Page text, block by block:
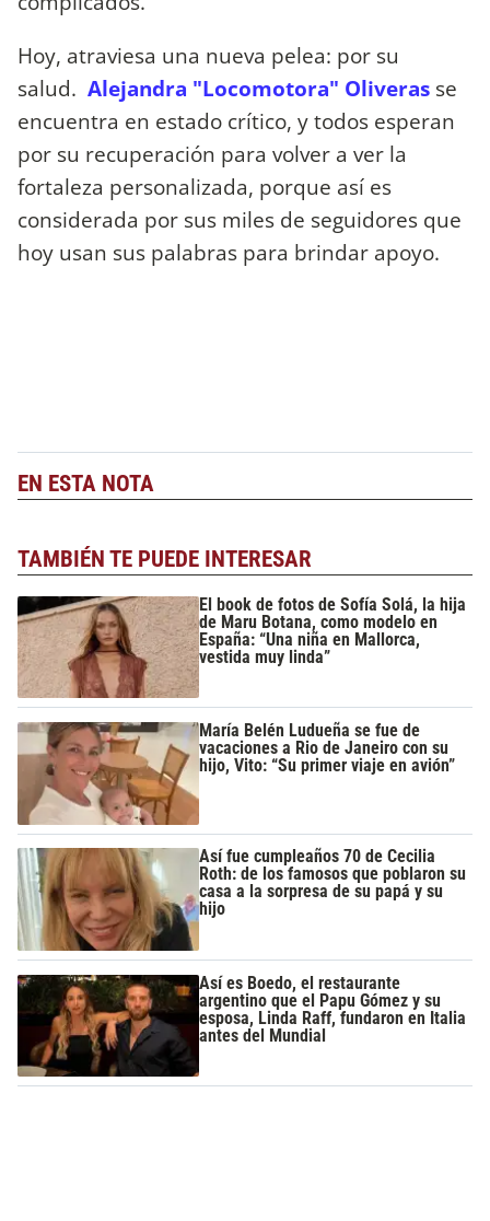
Hoy, atraviesa una nueva pelea: por su
salud. Alejandra "Locomotora" Oliveras se
encuentra en estado crítico, y todos esperan
por su recuperación para volver a ver la
fortaleza personalizada, porque así es
considerada por sus miles de seguidores que
hoy usan sus palabras para brindar apoyo.
EN ESTA NOTA
TAMBIÉN TE PUEDE INTERESAR
El book de fotos de Sofía Solá, la hija
de Maru Botana, como modelo en
España: “Una niña en Mallorca,
vestida muy linda”
María Belén Ludueña se fue de
vacaciones a Rio de Janeiro con su
hijo, Vito: “Su primer viaje en avión”
Así fue cumpleaños 70 de Cecilia
Roth: de los famosos que poblaron su
casa a la sorpresa de su papá y su
hijo
Así es Boedo, el restaurante
argentino que el Papu Gómez y su
esposa, Linda Raff, fundaron en Italia
antes del Mundial